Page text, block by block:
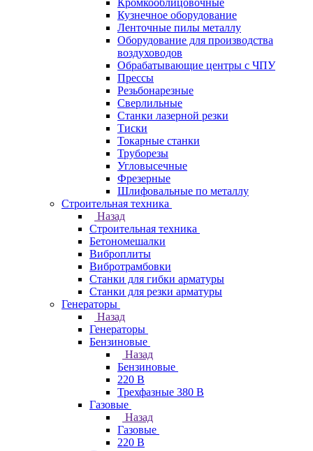
Кромкооблицовочные
Кузнечное оборудование
Ленточные пилы металлу
Оборудование для производства
воздуховодов
Обрабатывающие центры с ЧПУ
Прессы
Резьбонарезные
Сверлильные
Станки лазерной резки
Тиски
Токарные станки
Труборезы
Угловысечные
Фрезерные
Шлифовальные по металлу
Строительная техника
Назад
Строительная техника
Бетономешалки
Виброплиты
Вибротрамбовки
Станки для гибки арматуры
Станки для резки арматуры
Генераторы
Назад
Генераторы
Бензиновые
Назад
Бензиновые
220 В
Трехфазные 380 В
Газовые
Назад
Газовые
220 В